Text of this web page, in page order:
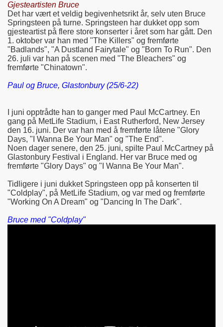
Gjesteartisten Bruce
Det har vært et veldig begivenhetsrikt år, selv uten Bruce
Springsteen på turne. Springsteen har dukket opp som
gjesteartist på flere store konserter i året som har gått. Den
1. oktober var han med "The Killers" og fremførte
"Badlands", "A Dustland Fairytale" og "Born To Run". Den
26. juli var han på scenen med "The Bleachers" og
fremførte "Chinatown".
Paul og Bruce, Glastonbury (25/6-22)
I juni opptrådte han to ganger med Paul McCartney. En
gang på MetLife Stadium, i East Rutherford, New Jersey
den 16. juni. Der var han med å fremførte låtene "Glory
Days, "I Wanna Be Your Man" og "The End".
Noen dager senere, den 25. juni, spilte Paul McCartney på
Glastonbury Festival i England. Her var Bruce med og
fremførte "Glory Days" og "I Wanna Be Your Man".
Tidligere i juni dukket Springsteen opp på konserten til
"Coldplay", på MetLife Stadium, og var med og fremførte
"Working On A Dream" og "Dancing In The Dark".
Bruce med "Coldplay"